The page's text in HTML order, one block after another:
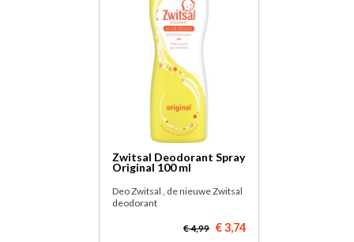
Zwitsal Deodorant Spray
Original 100 ml
Deo Zwitsal , de nieuwe Zwitsal
deodorant
€ 4,99 € 3,74